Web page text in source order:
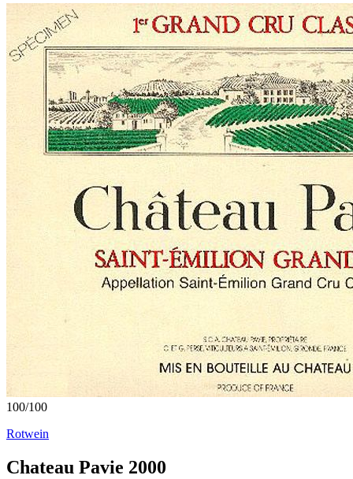
100/100
Rotwein
Chateau Pavie 2000